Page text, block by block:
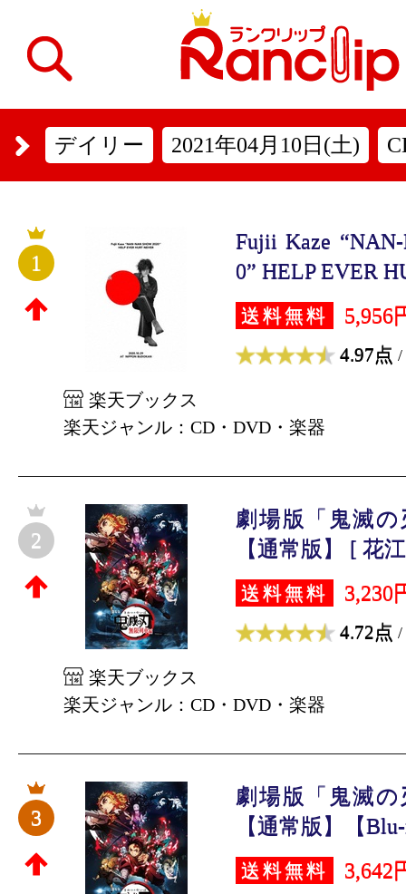
デイリー 2021年04月10日(土)
1
Fujii Kaze
0” HELP EVER
送料無料 5,956
4.97点 /
楽天ブックス
楽天ジャンル：CD・DVD・楽器
2
劇場版「鬼滅
【通常版】 [ 花
送料無料 3,230
4.72点 /
楽天ブックス
楽天ジャンル：CD・DVD・楽器
3
劇場版「鬼滅
【通常版】【
送料無料 3,642